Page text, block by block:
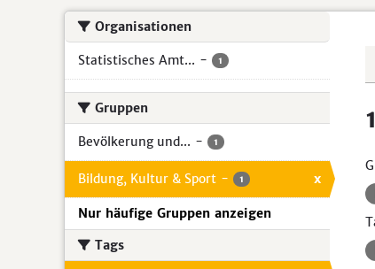
Organisationen
Statistisches Amt... - 1
Gruppen
Bevölkerung und... - 1
Bildung, Kultur & Sport - 1 x
Nur häufige Gruppen anzeigen
Tags